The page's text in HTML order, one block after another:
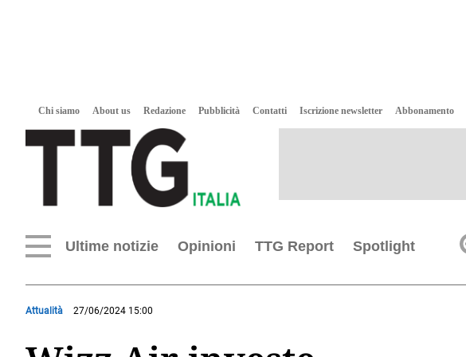
Chi siamo About us Redazione Pubblicità Contatti Iscrizione newsletter Abbonamento
Ultime notizie Opinioni TTG Report Spotlight
Attualità 27/06/2024 15:00